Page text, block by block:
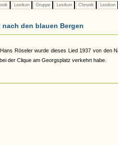
Lexikon Gruppe Lexikon Chronik Lexikon
nach den blauen Bergen
Röseler wurde dieses Lied 1937 von den
der Clique am Georgsplatz verkehrt habe.